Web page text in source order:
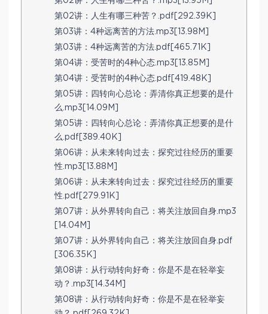
第02讲：人生有哪三种苦？.pdf[292.39K]
第03讲：4种远离苦的方法.mp3[13.98M]
第03讲：4种远离苦的方法.pdf[465.71K]
第04讲：受苦时的4种心态.mp3[13.85M]
第04讲：受苦时的4种心态.pdf[419.48K]
第05讲：四转向心总论：弄清你真正想要的是什
么.mp3[14.09M]
第05讲：四转向心总论：弄清你真正想要的是什
么.pdf[389.40K]
第06讲：从未来转向过去：探究过往经历的重要
性.mp3[13.88M]
第06讲：从未来转向过去：探究过往经历的重要
性.pdf[279.91K]
第07讲：从外界转向自己：将关注放回自身.mp3
[14.04M]
第07讲：从外界转向自己：将关注放回自身.pdf
[306.35K]
第08讲：从行动转向好奇：你是不是在轻举妄
动？.mp3[14.34M]
第08讲：从行动转向好奇：你是不是在轻举妄